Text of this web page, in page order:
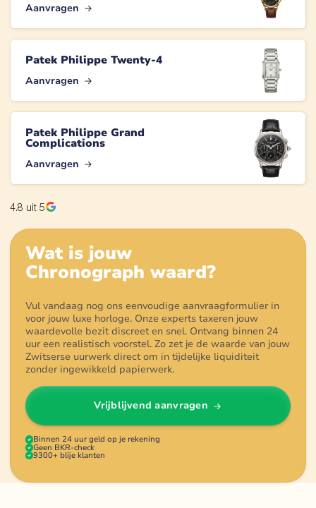
Aanvragen
Patek Philippe Twenty-4
Aanvragen
Patek Philippe Grand
Complications
Aanvragen
4.8 uit 5
Wat is jouw
Chronograph waard?
Vul vandaag nog ons eenvoudige aanvraagformulier in
voor jouw luxe horloge. Onze experts taxeren jouw
waardevolle bezit discreet en snel. Ontvang binnen 24
uur een realistisch voorstel. Zo zet je de waarde van jouw
Zwitserse uurwerk direct om in tijdelijke liquiditeit
zonder ingewikkeld papierwerk.
Vrijblijvend aanvragen
Binnen 24 uur geld op je rekening
Geen BKR-check
9300+ blije klanten